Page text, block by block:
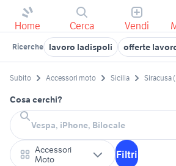
Home Cerca Vendi
Ricerche lavoro ladispoli offerte
Subito Accessori moto Sicilia Siracusa
Cosa cerchi?
Accessori
Moto
Filtri